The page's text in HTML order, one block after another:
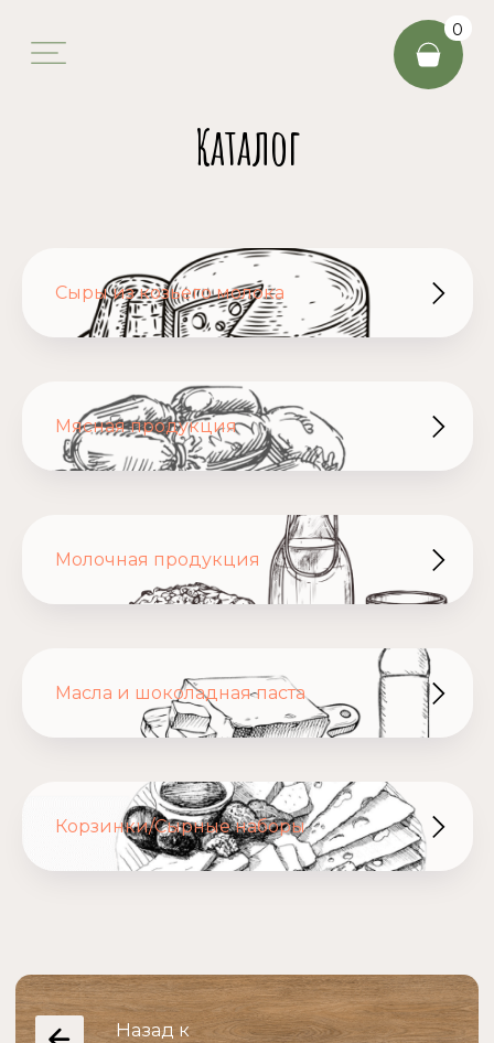
Каталог
Сыры из козьего молока
Мясная продукция
Молочная продукция
Масла и шоколадная паста
Корзинки/Сырные наборы
Сыры из козьего молока
Назад к